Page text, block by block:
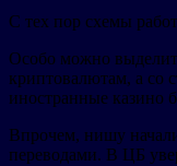
С тех пор схемы
Особо можно
криптовалютам, а со
иностранные казино
Впрочем, нишу
переводами. В ЦБ